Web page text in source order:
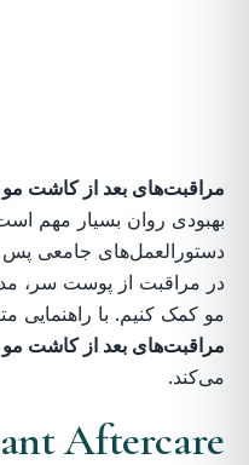
مراقبت‌های بعد از کاشت مو
بهبودی روان بسیار مهم
دستورالعمل‌های جامعی پس
در مراقبت از پوست سر،
مو کمک کنیم. با
مراقبت‌های بعد از کاشت مو
می‌کند.
Aftercare